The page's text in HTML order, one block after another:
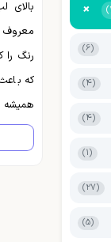
بالای
رنگ
که
لب‌ها
+
(6)
(4)
(4)
(1)
(27)
(5)